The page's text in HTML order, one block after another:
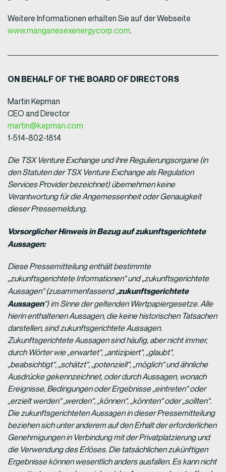
Weitere Informationen erhalten Sie auf der Webseite
www.manganesexenergycorp.com.
ON BEHALF OF THE BOARD OF DIRECTORS
Martin Kepman
CEO and Director
martin@kepman.com
1-514-802-1814
Die TSX Venture Exchange und ihre Regulierungsorgane (in
den Statuten der TSX Venture Exchange als Regulation
Services Provider bezeichnet) übernehmen keine
Verantwortung für die Angemessenheit oder Genauigkeit
dieser Pressemeldung.
Vorsorglicher Hinweis in Bezug auf zukunftsgerichtete
Aussagen:
Diese Pressemitteilung enthält bestimmte
„zukunftsgerichtete Informationen“ und „zukunftsgerichtete
Aussagen“ (zusammenfassend „zukunftsgerichtete
Aussagen“) im Sinne der geltenden Wertpapiergesetze. Alle
hierin enthaltenen Aussagen, die keine historischen Tatsachen
darstellen, sind zukunftsgerichtete Aussagen.
Zukunftsgerichtete Aussagen sind häufig, aber nicht immer,
durch Wörter wie „erwartet“, „antizipiert“, „glaubt“,
„beabsichtigt“, „schätzt“, „potenziell“, „möglich“ und ähnliche
Ausdrücke gekennzeichnet, oder durch Aussagen, wonach
Ereignisse, Bedingungen oder Ergebnisse „eintreten“ oder
„erzielt werden“ „werden“, „können“, „könnten“ oder „sollten“.
Die zukunftsgerichteten Aussagen in dieser Pressemitteilung
beziehen sich unter anderem auf den Erhalt der erforderlichen
Genehmigungen in Verbindung mit der Privatplatzierung und
die Verwendung des Erlöses. Die tatsächlichen zukünftigen
Ergebnisse können wesentlich anders ausfallen. Es kann nicht